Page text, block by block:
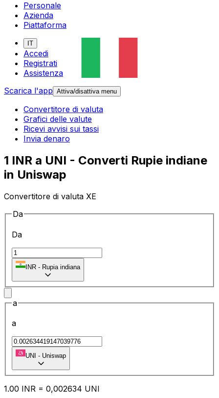
Personale
Azienda
Piattaforma
IT
Accedi
Registrati
Assistenza
Scarica l'app Attiva/disattiva menu
Convertitore di valuta
Grafici delle valute
Ricevi avvisi sui tassi
Invia denaro
1 INR a UNI - Converti Rupie indiane
in Uniswap
Convertitore di valuta XE
Da
Da
INR - Rupia indiana
a
a
UNI - Uniswap
1.00 INR = 0,002634 UNI